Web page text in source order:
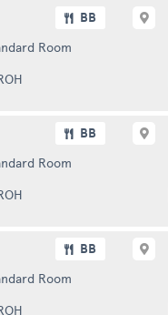
BB
Room
BB
Room
BB
Room